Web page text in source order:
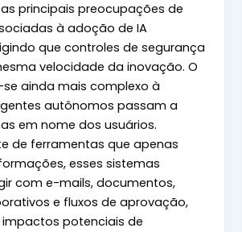
principais preocupações de
à adoção de IA
que controles de segurança
velocidade da inovação. O
ainda mais complexo à
autônomos passam a
em nome dos usuários.
de ferramentas que apenas
esses sistemas
com e-mails, documentos,
e fluxos de aprovação,
potenciais de